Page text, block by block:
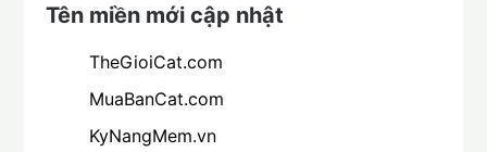
Tên miền mới cập nhật
TheGioiCat.com
MuaBanCat.com
KyNangMem.vn